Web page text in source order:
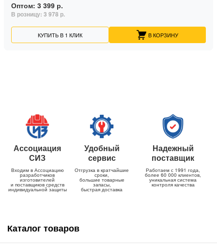
Оптом: 3 399 р.
В розницу: 3 978 р.
КУПИТЬ В 1 КЛИК В КОРЗИНУ
Ассоциация
СИЗ
Входим в Ассоциацию
разработчиков
изготовителей
и поставщиков средств
индивидуальной защиты
Удобный
сервис
Отгрузка в кратчайшие
сроки,
большие товарные
запасы,
быстрая доставка
Надежный
поставщик
Работаем с 1991 года,
более 60 000 клиентов,
уникальная система
контроля качества
Каталог товаров